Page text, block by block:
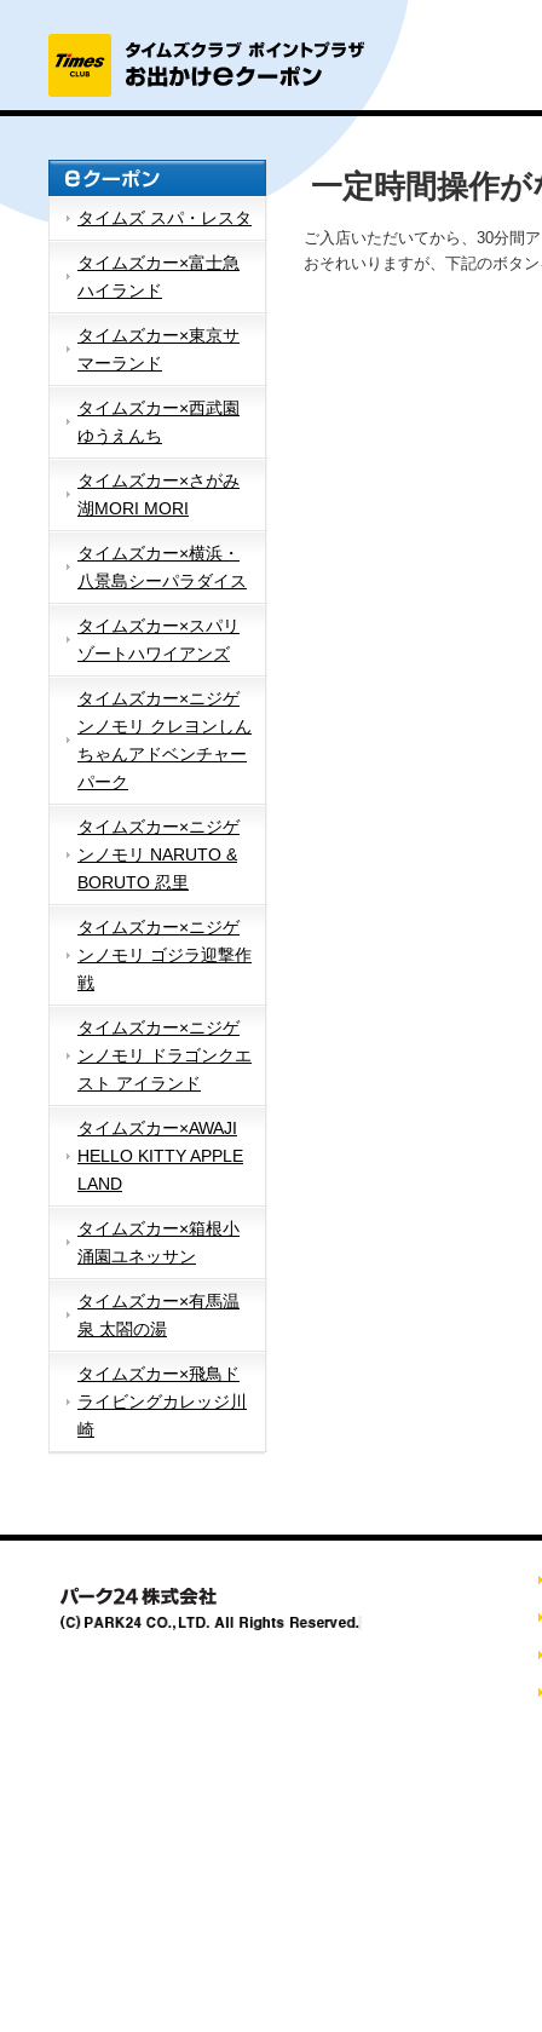
タイムズ スパ・レスタ
タイムズカー×富士急
ハイランド
タイムズカー×東京サ
マーランド
タイムズカー×西武園
ゆうえんち
タイムズカー×さがみ
湖MORI MORI
タイムズカー×横浜・
八景島シーパラダイス
タイムズカー×スパリ
ゾートハワイアンズ
タイムズカー×ニジゲ
ンノモリ クレヨンしん
ちゃんアドベンチャー
パーク
タイムズカー×ニジゲ
ンノモリ NARUTO &
BORUTO 忍里
タイムズカー×ニジゲ
ンノモリ ゴジラ迎撃作
戦
タイムズカー×ニジゲ
ンノモリ ドラゴンクエ
スト アイランド
タイムズカー×AWAJI
HELLO KITTY APPLE
LAND
タイムズカー×箱根小
涌園ユネッサン
タイムズカー×有馬温
泉 太閤の湯
タイムズカー×飛鳥ド
ライビングカレッジ川
崎
一定時間操作
ご入店いただいてから、30分間
おそれいりますが、下記のボタ